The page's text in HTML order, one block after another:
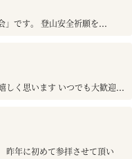
」です。 登山安全祈願を...
しく思います いつでも大歓迎...
昨年に初めて参拝させて頂い